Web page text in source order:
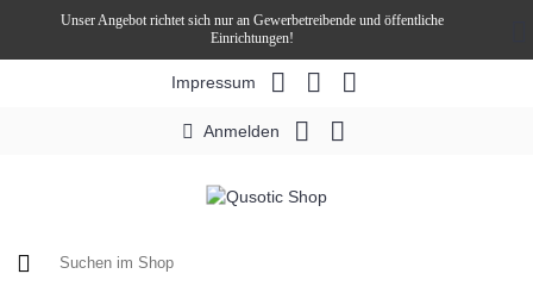
Unser Angebot richtet sich nur an Gewerbetreibende und öffentliche
Einrichtungen!
Impressum
Anmelden